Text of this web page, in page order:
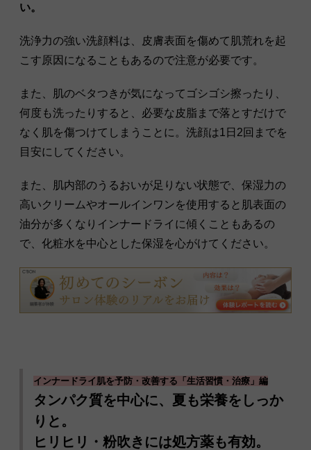
い。
洗浄力の強い洗顔料は、皮膚表面を傷めて肌荒れを起
こす原因になることもあるので注意が必要です。
また、肌のベタつきが気になってゴシゴシ擦ったり、
何度も洗ったりすると、必要な皮脂まで落とすだけで
なく肌を傷つけてしまうことに。洗顔は1日2回までを
目安にしてください。
また、肌内部のうるおいが足りない状態で、保湿力の
高いクリームやオールインワンを使用すると肌表面の
油分が多くなりインナードライに傾くこともあるの
で、化粧水を中心とした保湿を心がけてください。
インナードライ肌を予防・改善する「生活習慣・治療」編
タンパク質を中心に、夏も栄養をしっか
りと。
ヒリヒリ・粉吹きには処方薬も有効。